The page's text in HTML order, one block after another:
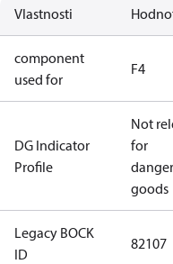
Vlastnosti
component
used for
F4
DG Indicator
Profile
Not
for
goods
Legacy BOCK
ID
82107